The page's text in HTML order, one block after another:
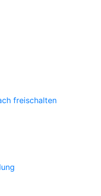
freischalten